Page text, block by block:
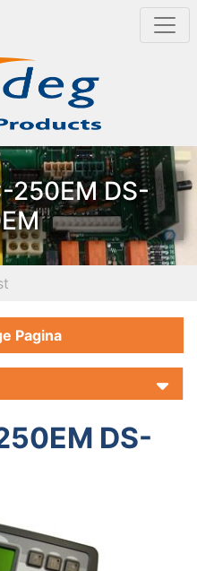
250EM DS-
Pagina
DS-